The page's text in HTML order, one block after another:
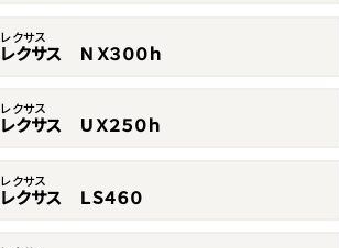
レクサス
レクサス ＮＸ３００ｈ
レクサス
レクサス ＵＸ２５０ｈ
レクサス
レクサス ＬＳ４６０